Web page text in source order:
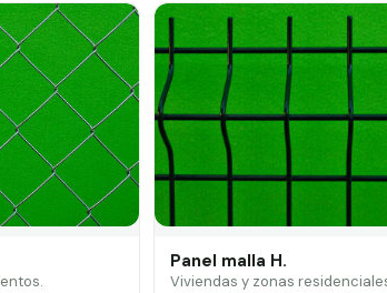
Panel malla H.
Viviendas y zonas